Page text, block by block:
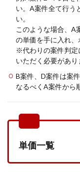
い。A案件全て行う
い。
このような場合、A
の単価を手に入れ、
※代わりの案件判定
いただく必要があり
B案件、D案件は案
なるべくA案件から
単価一覧